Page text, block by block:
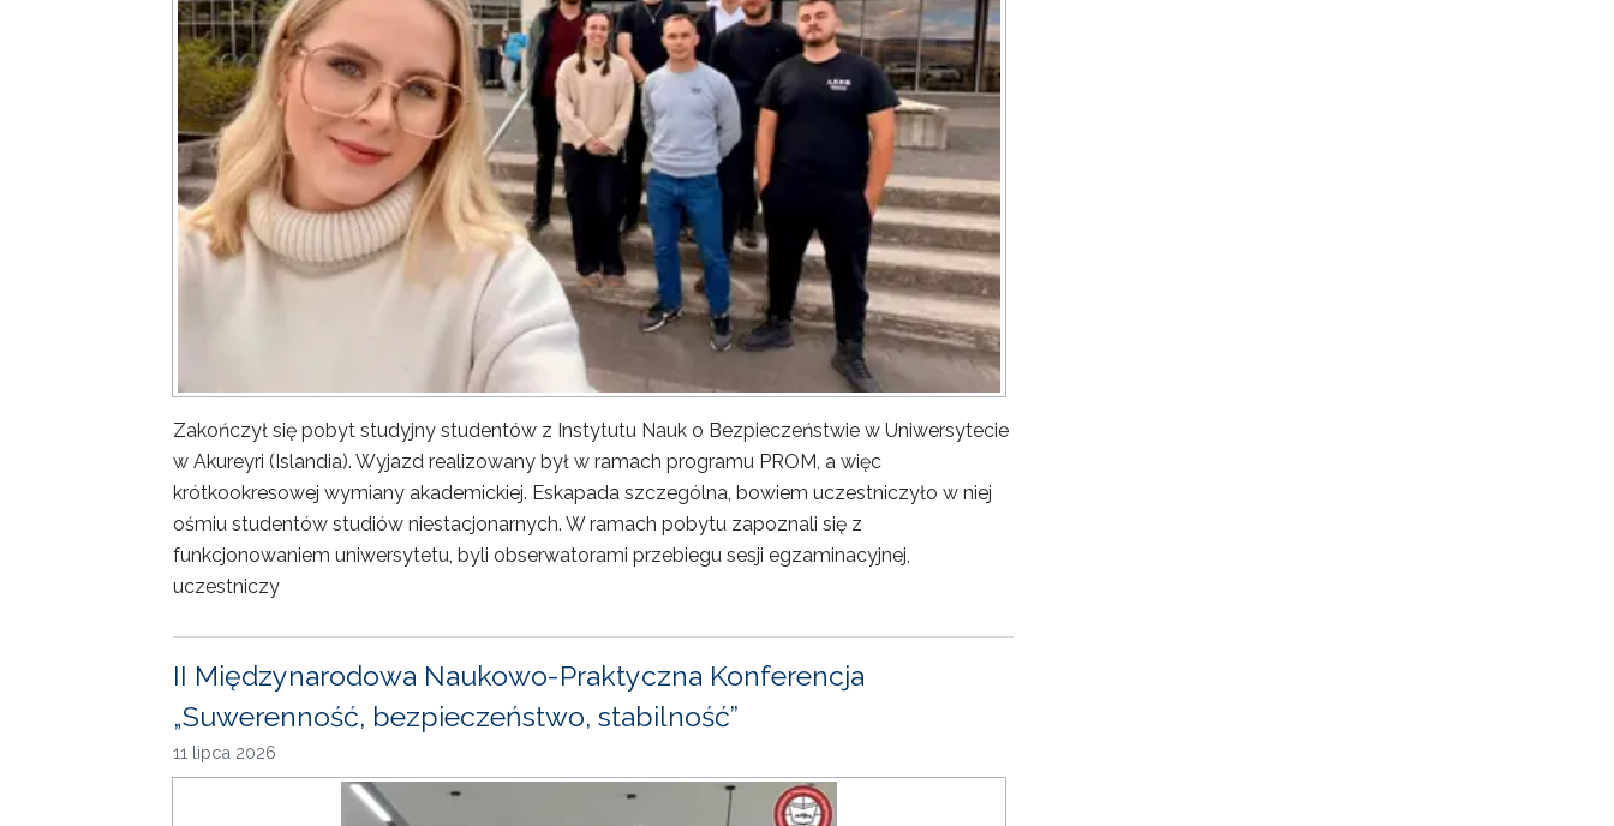
Zakończył się pobyt studyjny studentów z Instytutu Nauk o Bezpieczeństwie w Uniwersytecie
w Akureyri (Islandia). Wyjazd realizowany był w ramach programu PROM, a więc
krótkookresowej wymiany akademickiej. Eskapada szczególna, bowiem uczestniczyło w niej
ośmiu studentów studiów niestacjonarnych. W ramach pobytu zapoznali się z
funkcjonowaniem uniwersytetu, byli obserwatorami przebiegu sesji egzaminacyjnej,
uczestniczy
II Międzynarodowa Naukowo-Praktyczna Konferencja
„Suwerenność, bezpieczeństwo, stabilność”
11 lipca 2026